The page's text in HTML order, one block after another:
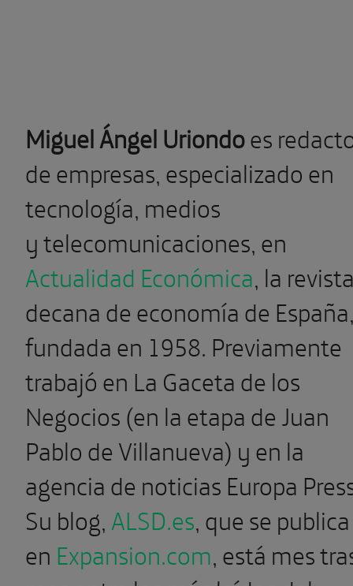
Miguel Ángel Uriondoes
de empresas, especializado en
tecnología, medios
y telecomunicaciones, en
Actualidad Económica, la
decana de economía de
fundada en 1958. Previamente
trabajó en La Gaceta de los
Negocios (en la etapa de Juan
Pablo de Villanueva) y en la
agencia de noticias Europa
Su blog,ALSD.es, que se publica
en Expansion.com, está mes